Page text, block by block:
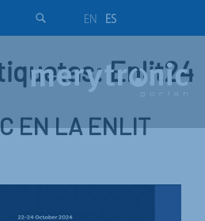
EN ES
Enlit24
EN LA ENLIT